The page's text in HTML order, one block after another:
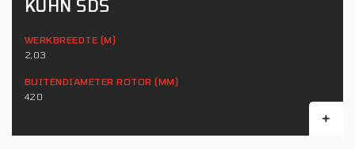
KUHN SDS
WERKBREEDTE (M)
2,03
BUITENDIAMETER ROTOR (MM)
420